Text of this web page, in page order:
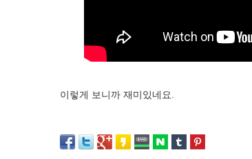
이렇게 보니까 재미있네요.